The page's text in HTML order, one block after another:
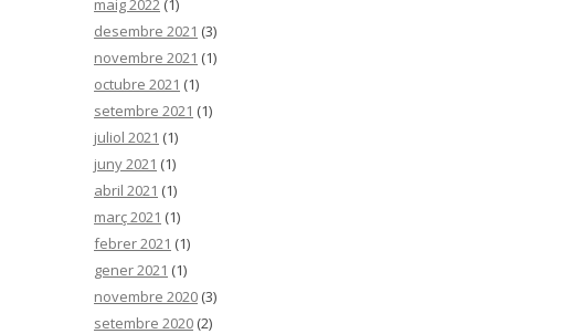
maig 2022 (1)
desembre 2021 (3)
novembre 2021 (1)
octubre 2021 (1)
setembre 2021 (1)
juliol 2021 (1)
juny 2021 (1)
abril 2021 (1)
març 2021 (1)
febrer 2021 (1)
gener 2021 (1)
novembre 2020 (3)
setembre 2020 (2)